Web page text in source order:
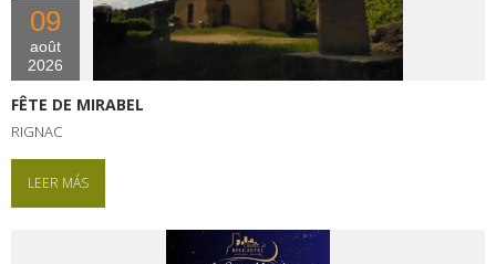
09
août
2026
FÊTE DE MIRABEL
RIGNAC
LEER MÁS